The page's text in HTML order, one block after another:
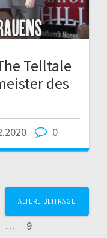
Telltale
des
0
… Seite
9
ÄLTERE BEITRÄGE